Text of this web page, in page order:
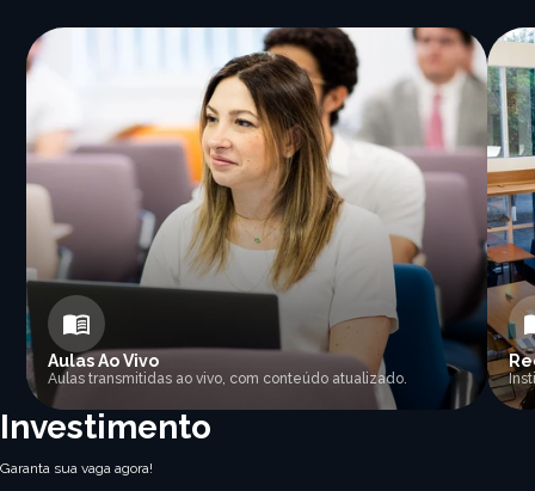
Aulas Ao Vivo
Aulas transmitidas ao vivo, com conteúdo atualizado.
Investimento
Garanta sua vaga agora!